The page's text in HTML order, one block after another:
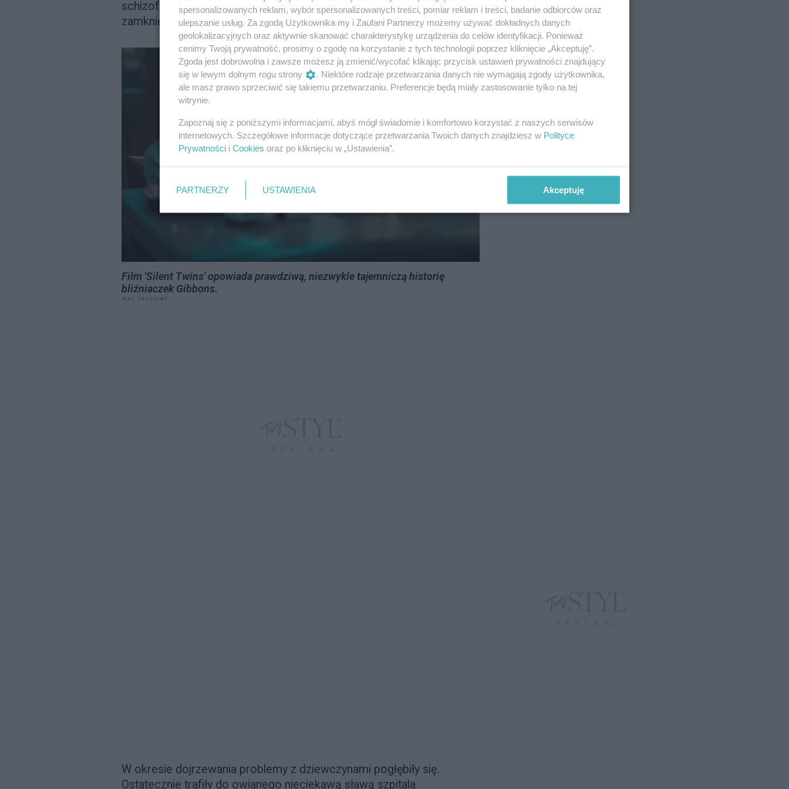
schizofrenii. Gdy w końcu po okresie leczenia wróciły do domu,
zamknięte w swoim pokoju spędziły...dwa lata.
Film 'Silent Twins' opowiada prawdziwą, niezwykle tajemniczą historię
bliźniaczek Gibbons.
W okresie dojrzewania problemy z dziewczynami pogłębiły się.
Ostatecznie trafiły do owianego nieciekawą sławą szpitala
spersonalizowanych reklam, wybór spersonalizowanych treści, pomiar reklam i treści, badanie odbiorców oraz
ulepszanie usług. Za zgodą Użytkownika my i Zaufani Partnerzy możemy używać dokładnych danych
geolokalizacyjnych oraz aktywnie skanować charakterystykę urządzenia do celów identyfikacji. Ponieważ
cenimy Twoją prywatność, prosimy o zgodę na korzystanie z tych technologii poprzez kliknięcie „Akceptuję”.
Zgoda jest dobrowolna i zawsze możesz ją zmienić/wycofać klikając przycisk ustawień prywatności znajdujący
się w lewym dolnym rogu strony
. Niektóre rodzaje przetwarzania danych nie wymagają zgody użytkownika,
ale masz prawo sprzeciwić się takiemu przetwarzaniu. Preferencje będą miały zastosowanie tylko na tej
witrynie.
Zapoznaj się z poniższymi informacjami, abyś mógł świadomie i komfortowo korzystać z naszych serwisów
internetowych. Szczegółowe informacje dotyczące przetwarzania Twoich danych znajdziesz w Polityce
Prywatności i Cookies oraz po kliknięciu w „Ustawienia”.
PARTNERZY USTAWIENIA Akceptuję